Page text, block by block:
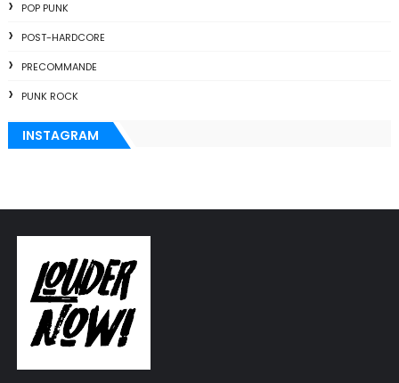
POP PUNK
POST-HARDCORE
PRECOMMANDE
PUNK ROCK
INSTAGRAM